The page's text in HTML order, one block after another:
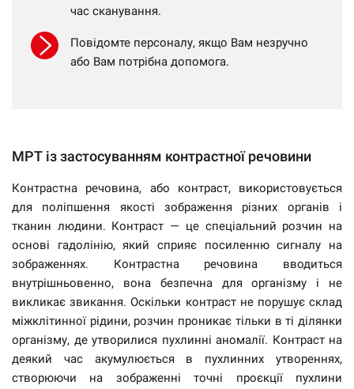
час сканування.
Повідомте персоналу, якщо Вам незручно
або Вам потрібна допомога.
МРТ із застосуванням контрастної речовини
Контрастна речовина, або контраст, використовується
для поліпшення якості зображення різних органів і
тканин людини. Контраст — це спеціальний розчин на
основі гадолінію, який сприяє посиленню сигналу на
зображеннях. Контрастна речовина вводиться
внутрішньовенно, вона безпечна для організму і не
викликає звикання. Оскільки контраст не порушує склад
міжклітинної рідини, розчин проникає тільки в ті ділянки
організму, де утворилися пухлинні аномалії. Контраст на
деякий час акумулюється в пухлинних утвореннях,
створюючи на зображенні точні проєкції пухлини